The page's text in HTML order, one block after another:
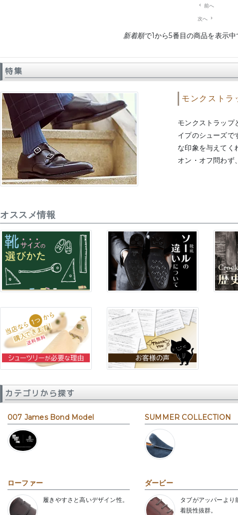
navigate_before
前へ
次へ
navigate_next
新着順で1から5番目の商品を表示中
特集
モンクストラ
モンクストラップ
イプのシューズで
な印象を与えてく
オン・オフ問わず
オススメ情報
カテゴリから探す
007 James Bond Model SUMMER COLLECTION
ローファー
履きやすさと高いデザイン性。
ダービー
タブがアッパーより
着脱性抜群。